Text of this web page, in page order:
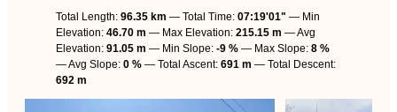
Total Length: 96.35 km Total Time: 07:19'01"
Min
Elevation: 46.70 m Max Elevation: 215.15 m
Avg
Elevation: 91.05 m Min Slope: -9 % Max Slope: 8 %
Avg Slope: 0 % Total Ascent: 691 m
Total Descent:
692 m